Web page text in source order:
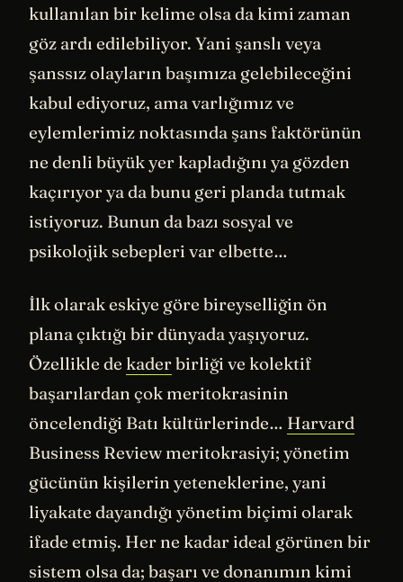
kullanılan bir kelime olsa da kimi zaman
göz ardı edilebiliyor. Yani şanslı veya
şanssız olayların başımıza gelebileceğini
kabul ediyoruz, ama varlığımız ve
eylemlerimiz noktasında şans faktörünün
ne denli büyük yer kapladığını ya gözden
kaçırıyor ya da bunu geri planda tutmak
istiyoruz. Bunun da bazı sosyal ve
psikolojik sebepleri var elbette…
İlk olarak eskiye göre bireyselliğin ön
plana çıktığı bir dünyada yaşıyoruz.
Özellikle de kaderbirliği ve kolektif
başarılardan çok meritokrasinin
öncelendiği Batı kültürlerinde… Harvard
Business Review meritokrasiyi; yönetim
gücünün kişilerin yeteneklerine, yani
liyakate dayandığı yönetim biçimi olarak
ifade etmiş. Her ne kadar ideal görünen bir
sistem olsa da; başarı ve donanımın kimi